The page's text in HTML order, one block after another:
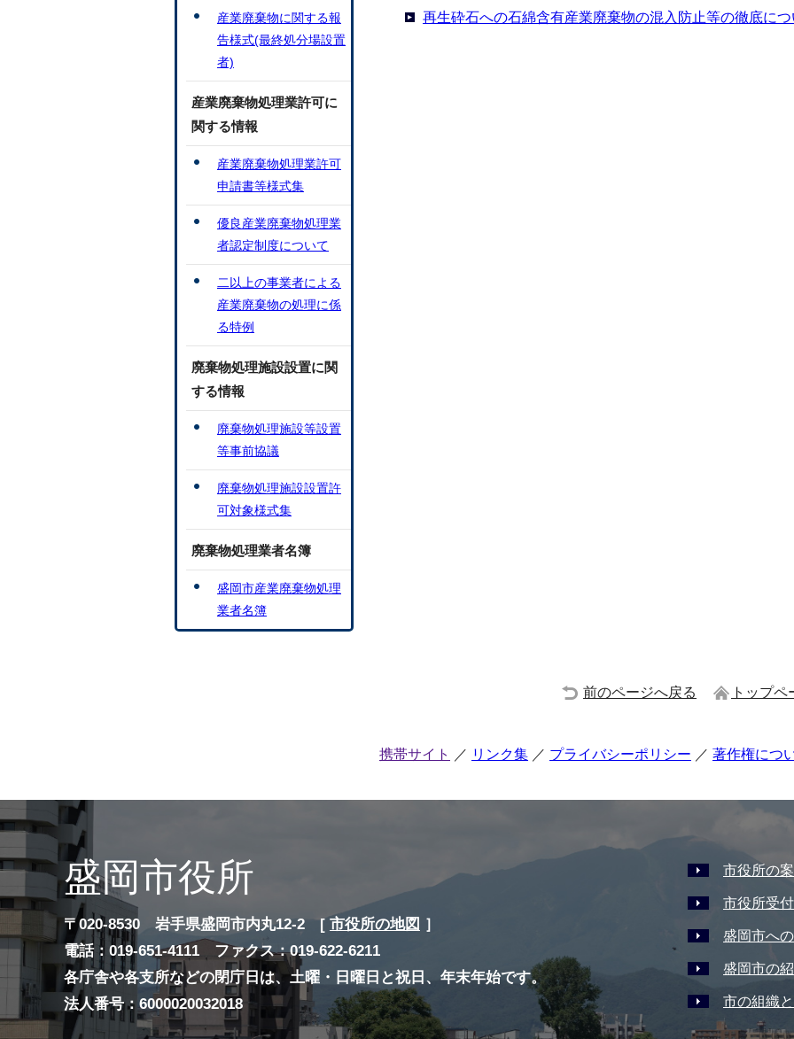
再生砕石への石綿含有産業廃棄物の混入防止等の徹底に
産業廃棄物に関する報
告様式(最終処分場設置
者)
産業廃棄物処理業許可に
関する情報
産業廃棄物処理業許可
申請書等様式集
優良産業廃棄物処理業
者認定制度について
二以上の事業者による
産業廃棄物の処理に係
る特例
廃棄物処理施設設置に関
する情報
廃棄物処理施設等設置
等事前協議
廃棄物処理施設設置許
可対象様式集
廃棄物処理業者名簿
盛岡市産業廃棄物処理
業者名簿
前のページへ戻る トップ
携帯サイト リンク集 プライバシーポリシー 著作権につ
盛岡市役所
〒020-8530 岩手県盛岡市内丸12-2 [ 市役所の地図 ］
電話：019-651-4111 ファクス：019-622-6211
各庁舎や各支所などの閉庁日は、土曜・日曜日と祝日、年末年始です。
法人番号：6000020032018
市役所の
市役所受
盛岡市へ
盛岡市の
市の組織